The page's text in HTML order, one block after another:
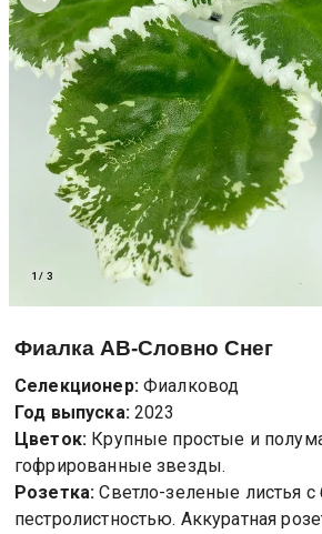
1 / 3
Фиалка АВ-Словно Снег
Селекционер: Фиалковод
Год выпуска: 2023
Цветок: Крупные простые и
гофрированные звезды.
Розетка: Светло-зеленые листья с
пестролистностью. Аккуратная